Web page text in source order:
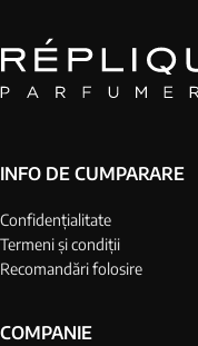
INFO DE CUMPARARE
Confidențialitate
Termeni și condiții
Recomandări folosire
COMPANIE